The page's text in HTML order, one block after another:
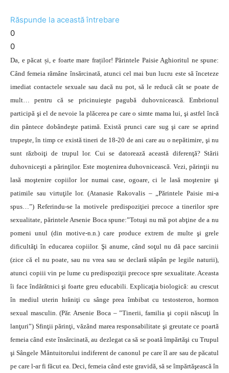
Răspunde la această întrebare
0
0
Da, e păcat și, e foarte mare fraților! Părintele Paisie Aghioritul ne spune:
Când femeia rămâne însărcinată, atunci cel mai bun lucru este să înceteze
imediat contactele sexuale sau dacă nu pot, să le reducă cât se poate de
mult… pentru că se pricinuieşte pagubă duhovnicească. Embrionul
participă şi el de nevoie la plăcerea pe care o simte mama lui, şi astfel încă
din pântece dobândeşte patimă. Există prunci care sug şi care se aprind
trupeşte, în timp ce există tineri de 18-20 de ani care au o nepătimire, şi nu
sunt războiţi de trupul lor. Cui se datorează această diferenţă? Stării
duhovniceşti a părinţilor. Este moştenirea duhovnicească. Vezi, părinţii nu
lasă moştenire copiilor lor numai case, ogoare, ci le lasă moştenire şi
patimile sau virtuţile lor. (Atanasie Rakovalis – „Părintele Paisie mi-a
spus…”) Referindu-se la motivele predispoziţiei precoce a tinerilor spre
sexualitate, părintele Arsenie Boca spune:”Totuşi nu mă pot abţine de a nu
pomeni unul (din motive-n.n.) care produce extrem de multe şi grele
dificultăţi în educarea copiilor. Şi anume, când soţul nu dă pace sarcinii
(zice că el nu poate, sau nu vrea sau se declară stăpân pe legile naturii),
atunci copiii vin pe lume cu predispoziţii precoce spre sexualitate. Aceasta
îi face îndărătnici şi foarte greu educabili. Explicaţia biologică: au crescut
în mediul uterin hrăniţi cu sânge prea îmbibat cu testosteron, hormon
sexual masculin. (Păr. Arsenie Boca – ”Tinerii, familia şi copii născuţi în
lanţuri”) Sfinţii părinţi, văzând marea responsabilitate şi greutate ce poartă
femeia când este însărcinată, au dezlegat ca să se poată împărtăşi cu Trupul
şi Sângele Mântuitorului indiferent de canonul pe care îl are sau de păcatul
pe care l-ar fi făcut ea. Deci, femeia când este gravidă, să se împărtăşească în